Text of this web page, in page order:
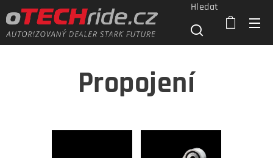
Hledat
Propojení